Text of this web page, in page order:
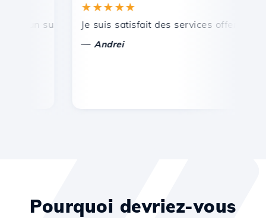
un support technique rapide et efficace.
★★★★★
Je suis satisfait des services offerts par
Andrei
Pourquoi devriez-vous